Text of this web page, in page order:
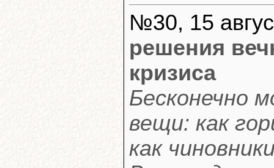
№30, 15
решения
кризиса
Бесконечно
вещи: как
как